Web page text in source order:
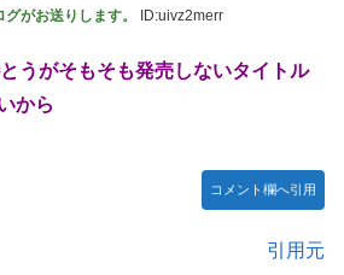
がお送りします。 ID:uivz2merr
うがそもそも発売しないタイトル
から
コメント欄へ引用
引用元